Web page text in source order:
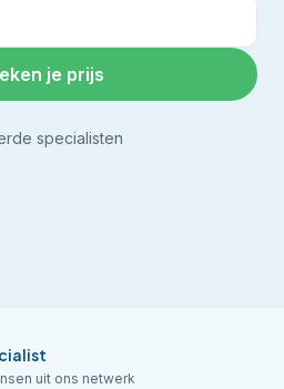
je prijs
specialisten
uit ons netwerk